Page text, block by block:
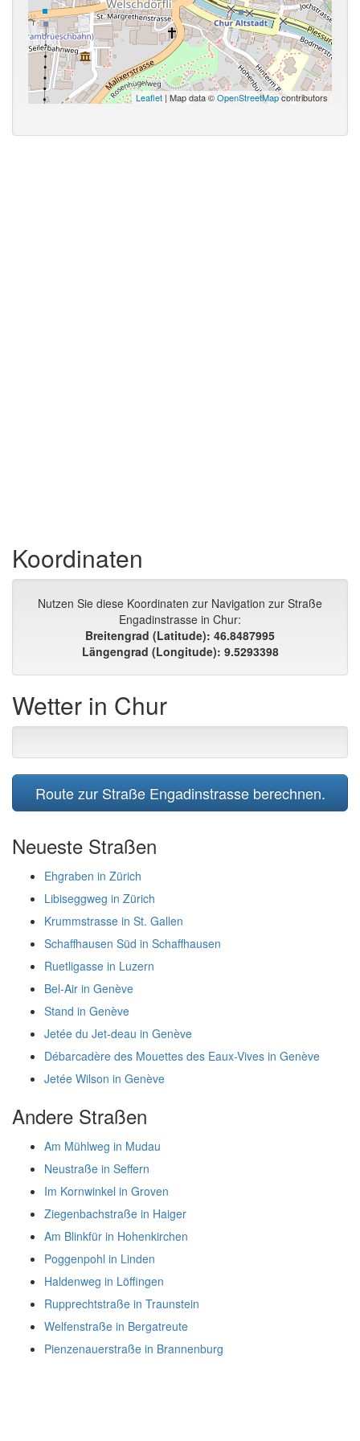
Leaflet | Map data ©OpenStreetMapcontributors
Koordinaten
Nutzen Sie diese Koordinaten zur Navigation zur Straße
Engadinstrasse in Chur:
Breitengrad (Latitude): 46.8487995
Längengrad (Longitude): 9.5293398
Wetter in Chur
Route zur Straße Engadinstrasse berechnen.
Neueste Straßen
Ehgraben in Zürich
Libiseggweg in Zürich
Krummstrasse in St. Gallen
Schaffhausen Süd in Schaffhausen
Ruetligasse in Luzern
Bel-Air in Genève
Stand in Genève
Jetée du Jet-deau in Genève
Débarcadère des Mouettes des Eaux-Vives in Genève
Jetée Wilson in Genève
Andere Straßen
Am Mühlweg in Mudau
Neustraße in Seffern
Im Kornwinkel in Groven
Ziegenbachstraße in Haiger
Am Blinkfür in Hohenkirchen
Poggenpohl in Linden
Haldenweg in Löffingen
Rupprechtstraße in Traunstein
Welfenstraße in Bergatreute
Pienzenauerstraße in Brannenburg